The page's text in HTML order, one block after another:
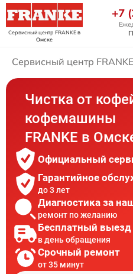
Сервисный центр FRANKEв
Омске
+7
Сервисный центр FRANKE
Чистка от
кофемашины
FRANKE в
Официальный
Гарантийное
до 3 лет
Диагностика за
ремонт по желанию
Бесплатный выезд
в день обращения
Срочный ремонт
от 35 минут